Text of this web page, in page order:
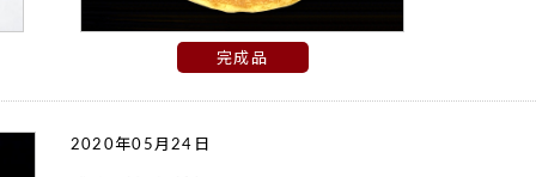
完成品
2020年05月24日